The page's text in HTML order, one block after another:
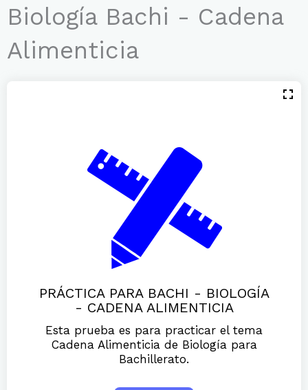
Biología Bachi - Cadena
Alimenticia
PRÁCTICA PARA BACHI - BIOLOGÍA
- CADENA ALIMENTICIA
Esta prueba es para practicar el tema
Cadena Alimenticia de Biología para
Bachillerato.